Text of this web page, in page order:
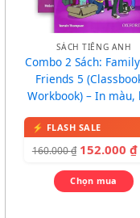
SÁCH TIẾNG ANH
Combo 2 Sách:
Friends 5
Workbook) – In màu,
160.000₫ 152.000 ₫
Chọn mua